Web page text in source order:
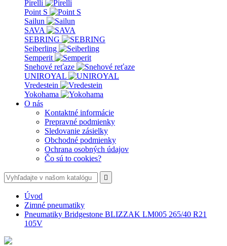
Pirelli
Point S
Sailun
SAVA
SEBRING
Seiberling
Semperit
Snehové reťaze
UNIROYAL
Vredestein
Yokohama
O nás
Kontaktné informácie
Prepravné podmienky
Sledovanie zásielky
Obchodné podmienky
Ochrana osobných údajov
Čo sú to cookies?

Úvod
Zimné pneumatiky
Pneumatiky Bridgestone BLIZZAK LM005 265/40 R21
105V